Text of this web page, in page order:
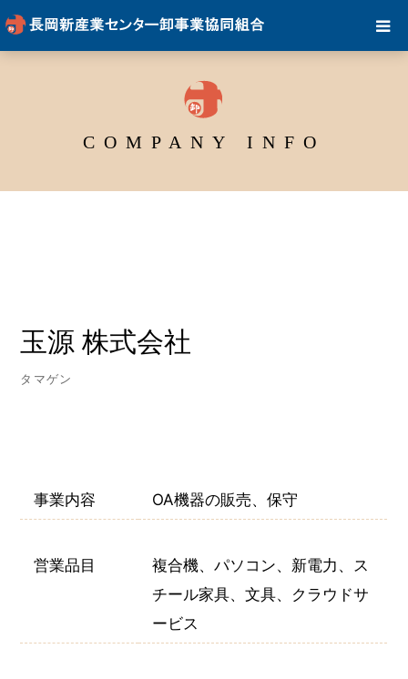
COMPANY INFO
玉源 株式会社
タマゲン
事業内容 OA機器の販売、保守
営業品目
複合機、パソコン、新電力、ス
チール家具、文具、クラウドサ
ービス